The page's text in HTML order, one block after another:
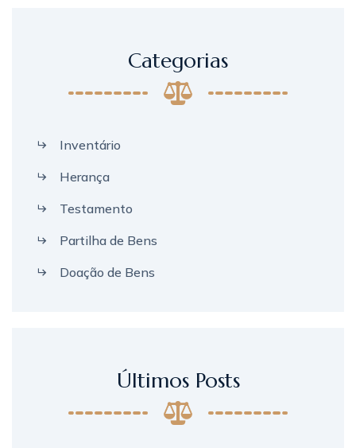
Categorias
Inventário
Herança
Testamento
Partilha de Bens
Doação de Bens
Últimos Posts